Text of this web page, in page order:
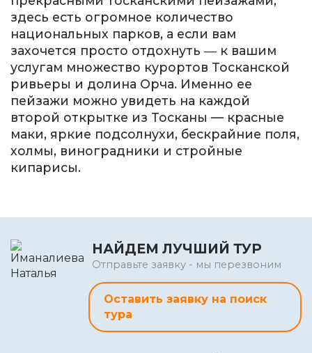
здесь есть огромное количество
национальных парков, а если вам
захочется просто отдохнуть ― к вашим
услугам множество курортов Тосканской
ривьеры и долина Орча. Именно ее
пейзажи можно увидеть на каждой
второй открытке из Тосканы — красные
маки, яркие подсолнухи, бескрайние поля,
холмы, виноградники и стройные
кипарисы.
НАЙДЕМ ЛУЧШИЙ ТУР
Отправьте заявку - мы перезвоним
Оставить заявку на поиск
тура